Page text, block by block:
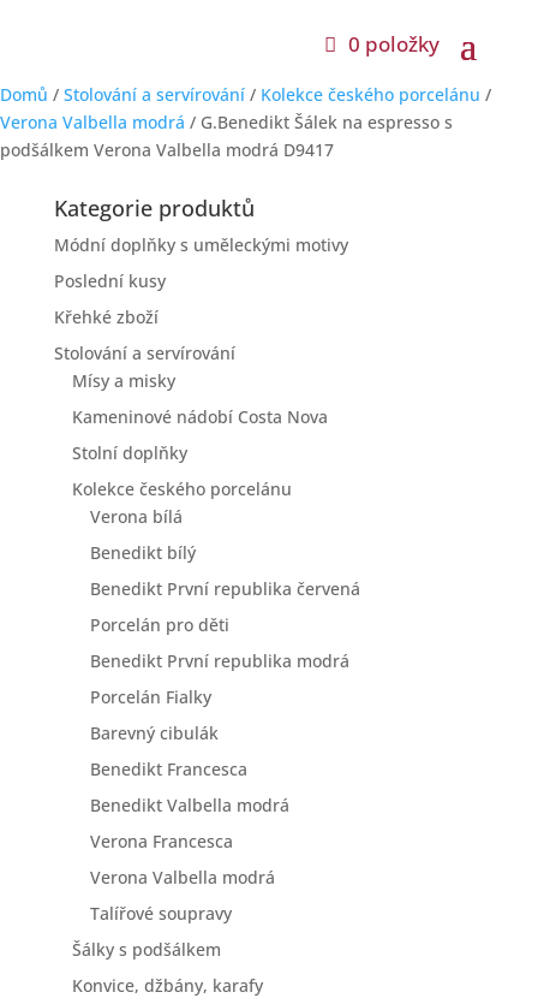
0 položky
Domů / Stolování a servírování / Kolekce českého porcelánu /
Verona Valbella modrá / G.Benedikt Šálek na espresso s
podšálkem Verona Valbella modrá D9417
Kategorie produktů
Módní doplňky s uměleckými motivy
Poslední kusy
Křehké zboží
Stolování a servírování
Mísy a misky
Kameninové nádobí Costa Nova
Stolní doplňky
Kolekce českého porcelánu
Verona bílá
Benedikt bílý
Benedikt První republika červená
Porcelán pro děti
Benedikt První republika modrá
Porcelán Fialky
Barevný cibulák
Benedikt Francesca
Benedikt Valbella modrá
Verona Francesca
Verona Valbella modrá
Talířové soupravy
Šálky s podšálkem
Konvice, džbány, karafy